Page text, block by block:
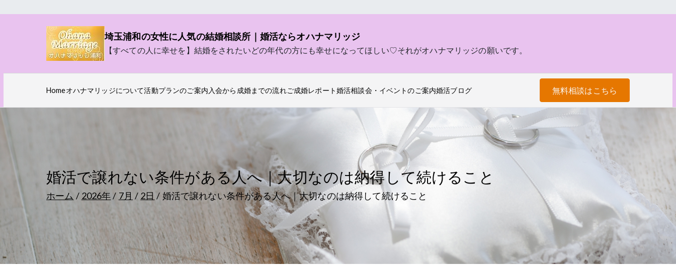
埼玉浦和の女性に人気の結婚相談所｜婚活ならオハナマリッジ
【すべての人に幸せを】結婚をされたいどの年代の方にも幸せになってほしい♡それがオハナマリッジの願いです。
Homeオハナマリッジについて活動プランのご案内 入会から成婚までの流れご成婚レポート婚活相談会・イベントのご案内婚活ブログ 無料相談はこちら
婚活で譲れない条件がある人へ｜大切なのは納得して続けること
ホーム 2026年 7月 2日 婚活で譲れない条件がある人へ｜大切なのは納得して続けること